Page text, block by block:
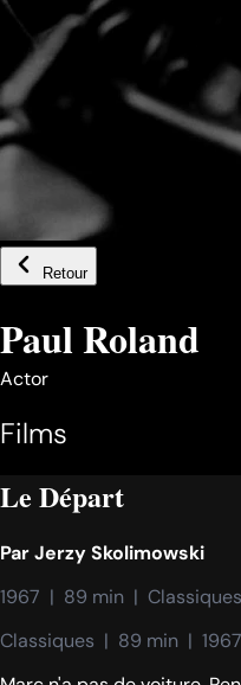
Retour
Paul Roland
Actor
Films
Le Départ
ParJerzy Skolimowski
1967  |  89 min  |  Classiques
Classiques  |  89 min  |  1967